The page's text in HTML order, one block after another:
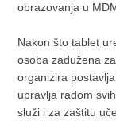
obrazovanja u
Nakon što tablet
osoba zadužena
organizira
upravlja radom
služi i za zaštitu